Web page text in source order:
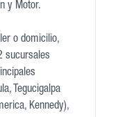
y Motor.
o domicilio,
sucursales
Tegucigalpa
Kennedy),